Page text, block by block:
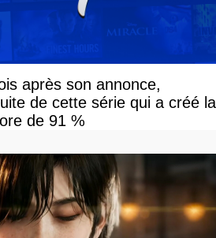
après son annonce,
de cette série qui a créé la
de 91 %